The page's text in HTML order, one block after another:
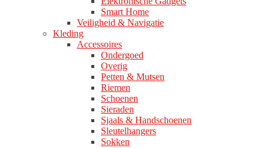
Smart Home
Veiligheid & Navigatie
Kleding
Accessoires
Ondergoed
Overig
Petten & Mutsen
Riemen
Schoenen
Sieraden
Sjaals & Handschoenen
Sleutelhangers
Sokken